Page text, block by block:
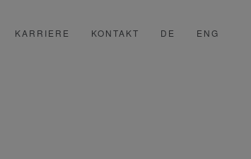
KARRIERE KONTAKT DE ENG